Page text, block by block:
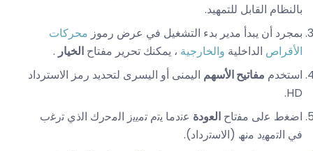
بالنظام القابل للتمهيد.
بمجرد أن يبدأ مدير بدء التشغيل في عرض رموز محركات
الأقراص الداخلية والخارجية ، يمكنك تحرير مفتاح الخيار .
استخدم مفاتيح الأسهم اليمنى أو اليسرى لتحديد رمز الاسترداد
HD.
اﺿﻐط ﻋﻟﯽ ﻣﻔﺗﺎح اﻟﻌودة ﻋﻧدﻣﺎ ﯾﺗم ﺗﻣﯾﯾز اﻟﻣﺣرك اﻟذي ﺗرﻏب
ﻓﻲ اﻟﺗﻣﮭﯾد ﻣﻧﮫ (اﻻﺳﺗرداد).